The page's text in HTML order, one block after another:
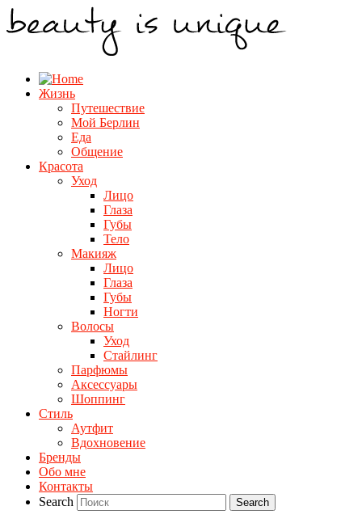
Жизнь
Путешествие
Мой Берлин
Еда
Общение
Красота
Уход
Лицо
Глаза
Губы
Тело
Макияж
Лицо
Глаза
Губы
Ногти
Волосы
Уход
Стайлинг
Парфюмы
Аксессуары
Шоппинг
Стиль
Аутфит
Вдохновение
Бренды
Обо мне
Контакты
Search